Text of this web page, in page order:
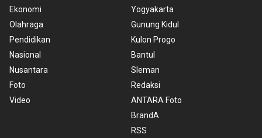
Ekonomi
Olahraga
Pendidikan
Nasional
Nusantara
Foto
Video
Yogyakarta
Gunung Kidul
Kulon Progo
Bantul
Sleman
Redaksi
ANTARA Foto
BrandA
RSS